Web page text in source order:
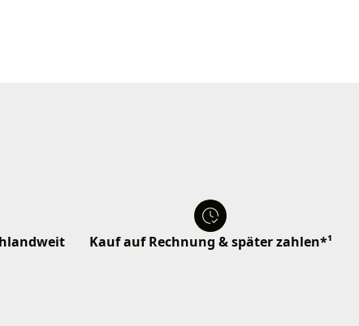
Kauf auf Rechnung & später zahlen*¹